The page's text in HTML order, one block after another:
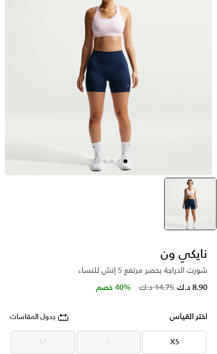
selected
أزرق
نايكي ون
شورت الدراجة بخصر مرتفع 5 إنش للنساء
Price reduced from
14.75 د.ك to 8.90 د.ك 40% خصم
اختر القياس جدول المقاسات
XS
XS
S
S
M
M